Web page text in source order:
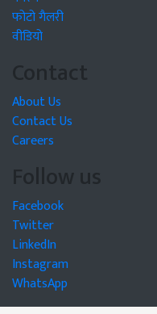
फोटो गैलरी
वीडियो
Contact
About Us
Contact Us
Careers
Follow us
Facebook
Twitter
LinkedIn
Instagram
WhatsApp